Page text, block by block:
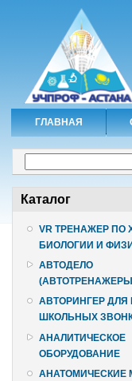
ГЛАВНАЯ
Каталог
VR ТРЕНАЖЕР ПО
БИОЛОГИИ И
АВТОДЕЛО
АВТОРИНГЕР ДЛЯ
ШКОЛЬНЫХ
АНАЛИТИЧЕСКОЕ
ОБОРУДОВАНИЕ
АНАТОМИЧЕСКИЕ